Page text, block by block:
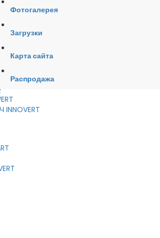
INNOVERT
Фотогалерея
Загрузки
Карта сайта
Распродажа